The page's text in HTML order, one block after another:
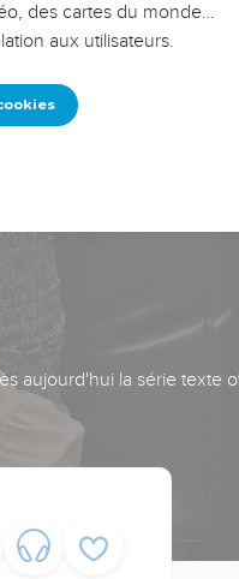
aujourd'hui la série texte
des cartes du monde…
aux utilisateurs.